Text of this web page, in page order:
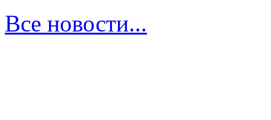
Все новости...